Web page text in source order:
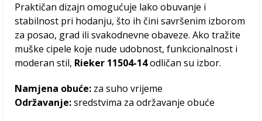
Praktičan dizajn omogućuje lako obuvanje i
stabilnost pri hodanju, što ih čini savršenim izborom
za posao, grad ili svakodnevne obaveze. Ako tražite
muške cipele koje nude udobnost, funkcionalnost i
moderan stil, Rieker 11504-14odličan su izbor.
Namjena obuće: za suho vrijeme
Održavanje:sredstvima za održavanje obuće